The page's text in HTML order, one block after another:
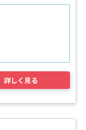
詳しく見る